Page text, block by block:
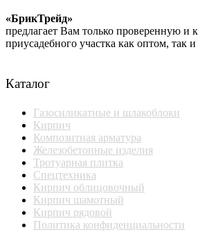
«БрикТрейд»
предлагает Вам только проверенную и
приусадебного участка как оптом, так
Каталог
Газосиликатные и шлакоблоки
Кирпич
Композитная арматура
Железобетонные изделия
Тротуарная плитка
Спецтехника
Кирпич облицовочный
Кирпич шамотный
Кирпич рядовой
Политика конфиденциальности